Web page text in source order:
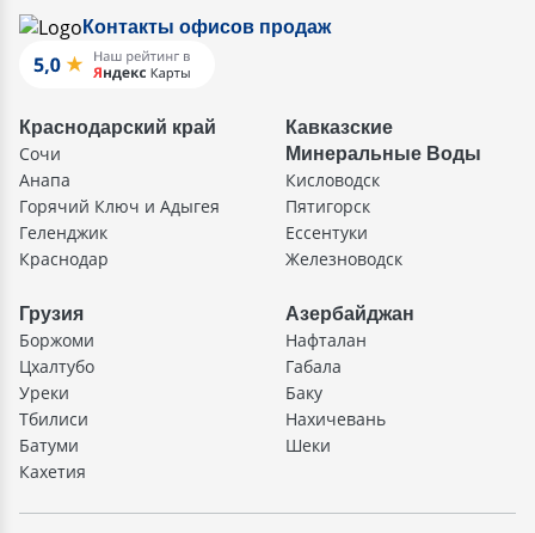
Контакты офисов продаж
Краснодарский край
Сочи
Анапа
Горячий Ключ и Адыгея
Геленджик
Краснодар
Кавказские
Минеральные Воды
Кисловодск
Пятигорск
Ессентуки
Железноводск
Грузия
Боржоми
Цхалтубо
Уреки
Тбилиси
Батуми
Кахетия
Азербайджан
Нафталан
Габала
Баку
Нахичевань
Шеки